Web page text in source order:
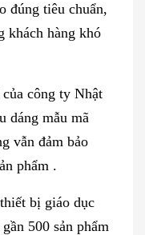
đúng tiêu chuẩn,
khách hàng khó
công ty Nhật
dáng mẫu mã
vẫn đảm bảo
phẩm .
bị giáo dục
500 sản phẩm